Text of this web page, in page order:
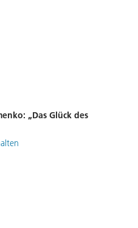
„Das Glück des